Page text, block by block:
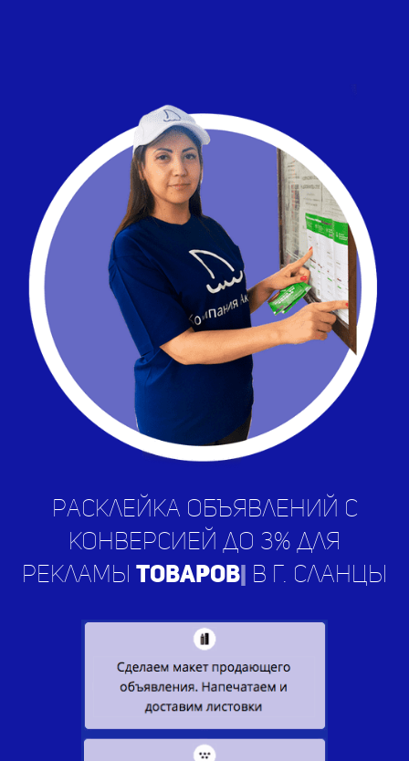
Расклейка объявлений с
конверсией до 3% для
рекламыусл|в г. Сланцы